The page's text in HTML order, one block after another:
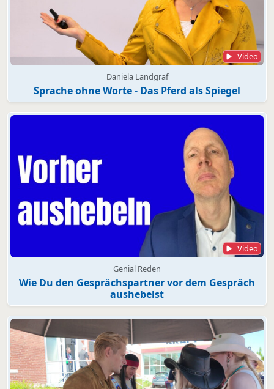
Video
Daniela Landgraf
Sprache ohne Worte - Das Pferd als Spiegel
Video
Genial Reden
Wie Du den Gesprächspartner vor dem Gespräch
aushebelst